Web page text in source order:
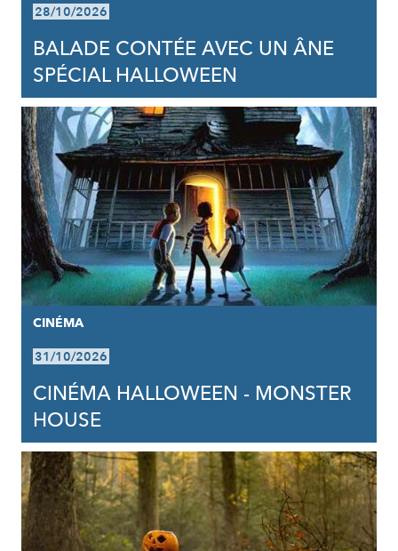
28/10/2026
BALADE CONTÉE AVEC UN ÂNE
SPÉCIAL HALLOWEEN
CINÉMA
31/10/2026
CINÉMA HALLOWEEN - MONSTER
HOUSE